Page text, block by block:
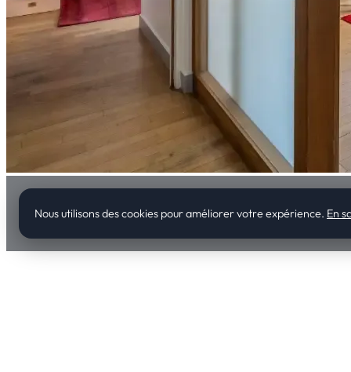
Nous utilisons des cookies pour améliorer votre expérience. En